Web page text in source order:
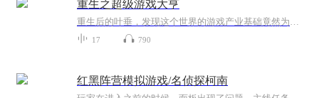
重生之超级游戏大亨
重生后的叶垂，发现这个世界的游戏产业基础竟然为零，于是他怀着蛋疼的心制作了连连看这款小游戏。没想到，这款小游戏竟然引起了整个世界的疯狂！面对疯狂的连连看游戏迷，叶垂只能无语的表示真是一群可怜的孩子！哥只是弄出了连连看就把你们惊喜成这个样...
17 790
红黑阵营模拟游戏/名侦探柯南